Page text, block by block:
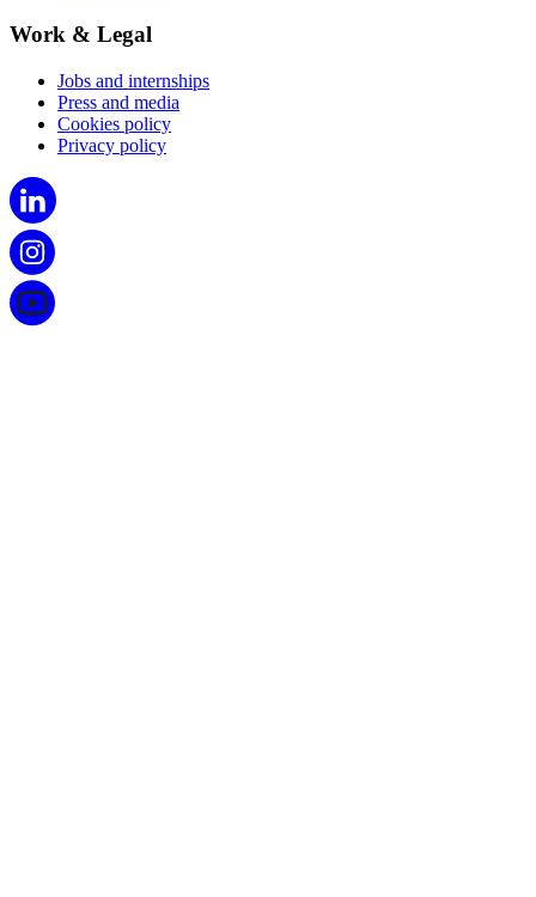
Work & Legal
Jobs and internships
Press and media
Cookies policy
Privacy policy